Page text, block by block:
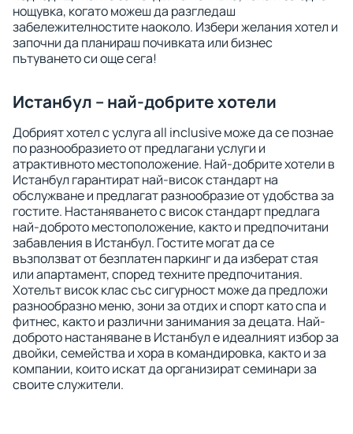
нощувка, когато можеш да разгледаш
забележителностите наоколо. Избери желания хотел и
започни да планираш почивката или бизнес
пътуването си още сега!
Истанбул – най-добрите хотели
Добрият хотел с услуга all inclusive може да се познае
по разнообразието от предлагани услуги и
атрактивното местоположение. Най-добрите хотели в
Истанбул гарантират най-висок стандарт на
обслужване и предлагат разнообразие от удобства за
гостите. Настаняването с висок стандарт предлага
най-доброто местоположение, както и предпочитани
забавления в Истанбул. Гостите могат да се
възползват от безплатен паркинг и да изберат стая
или апартамент, според техните предпочитания.
Хотелът висок клас със сигурност може да предложи
разнообразно меню, зони за отдих и спорт като спа и
фитнес, както и различни занимания за децата. Най-
доброто настаняване в Истанбул е идеалният избор за
двойки, семейства и хора в командировка, както и за
компании, които искат да организират семинари за
своите служители.